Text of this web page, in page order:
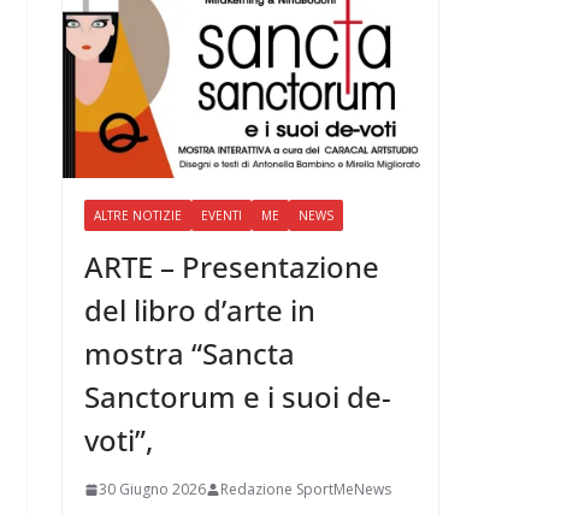
ALTRE NOTIZIE EVENTI ME NEWS
ARTE – Presentazione
del libro d’arte in
mostra “Sancta
Sanctorum e i suoi de-
voti”,
30 Giugno 2026 Redazione SportMeNews